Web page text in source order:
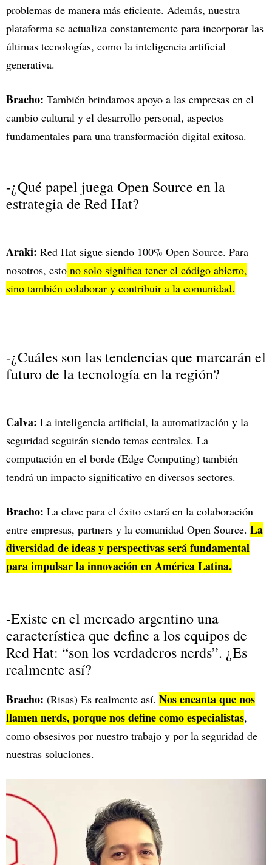
problemas de manera más eficiente. Además, nuestra
plataforma se actualiza constantemente para incorporar las
últimas tecnologías, como la inteligencia artificial
generativa.
Bracho: También brindamos apoyo a las empresas en el
cambio cultural y el desarrollo personal, aspectos
fundamentales para una transformación digital exitosa.
-¿Qué papel juega Open Source en la
estrategia de Red Hat?
Araki: Red Hat sigue siendo 100% Open Source. Para
nosotros, esto no solo significa tener el código abierto,
sino también colaborar y contribuir a la comunidad.
-¿Cuáles son las tendencias que marcarán el
futuro de la tecnología en la región?
Calva: La inteligencia artificial, la automatización y la
seguridad seguirán siendo temas centrales. La
computación en el borde (Edge Computing) también
tendrá un impacto significativo en diversos sectores.
Bracho: La clave para el éxito estará en la colaboración
entre empresas, partners y la comunidad Open Source. La
diversidad de ideas y perspectivas será fundamental
para impulsar la innovación en América Latina.
-Existe en el mercado argentino una
característica que define a los equipos de
Red Hat: “son los verdaderos nerds”. ¿Es
realmente así?
Bracho: (Risas) Es realmente así. Nos encanta que nos
llamen nerds, porque nos define como especialistas,
como obsesivos por nuestro trabajo y por la seguridad de
nuestras soluciones.